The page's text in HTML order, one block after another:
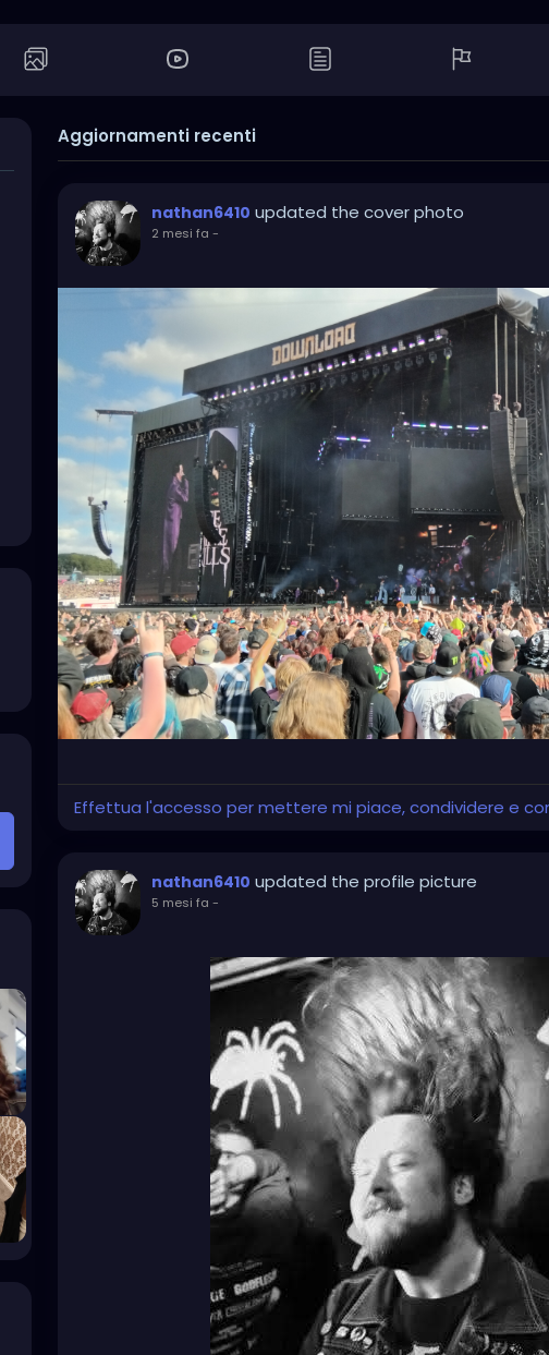
Aggiornamenti recenti
nathan6410 updated the cover photo
2 mesi fa -
Effettua l'accesso per mettere mi piace, condividere e
nathan6410 updated the profile picture
5 mesi fa -